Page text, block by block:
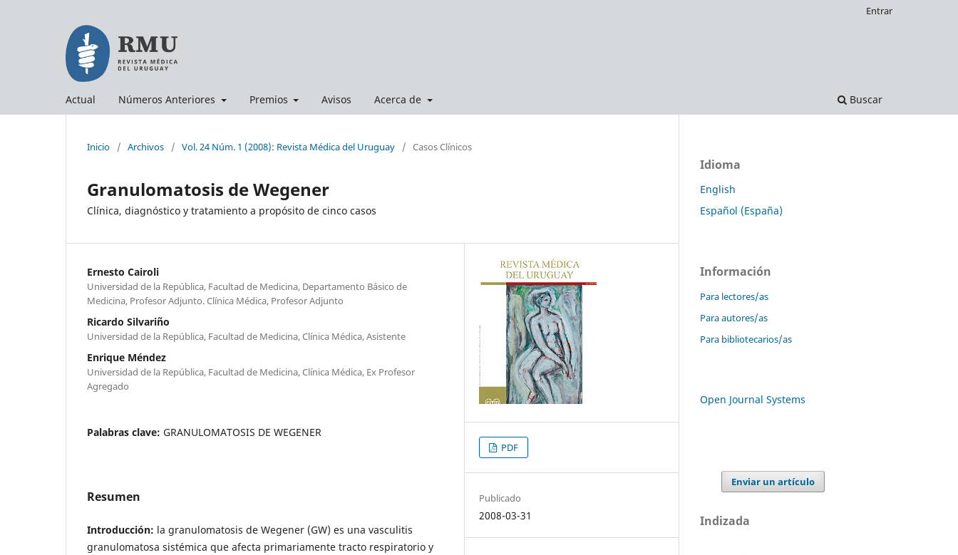
Actual Números Anteriores Premios Avisos Acerca de Buscar
Entrar
Inicio / Archivos / Vol. 24 Núm. 1 (2008): Revista Médica del Uruguay / Casos Clínicos
Granulomatosis de Wegener
Clínica, diagnóstico y tratamiento a propósito de cinco casos
Ernesto Cairoli
Universidad de la República, Facultad de Medicina, Departamento Básico de
Medicina, Profesor Adjunto. Clínica Médica, Profesor Adjunto
Ricardo Silvariño
Universidad de la República, Facultad de Medicina, Clínica Médica, Asistente
Enrique Méndez
Universidad de la República, Facultad de Medicina, Clínica Médica, Ex Profesor
Agregado
Palabras clave: GRANULOMATOSIS DE WEGENER
Resumen
Introducción: la granulomatosis de Wegener (GW) es una vasculitis
granulomatosa sistémica que afecta primariamente tracto respiratorio y
PDF
Publicado
2008-03-31
Idioma
English
Español (España)
Información
Para lectores/as
Para autores/as
Para bibliotecarios/as
Open Journal Systems
Enviar un artículo
Indizada